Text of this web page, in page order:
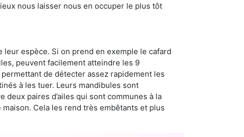
nous laisser nous en occuper le plus tôt
espèce. Si on prend en exemple le cafard
peuvent facilement atteindre les 9
de détecter assez rapidement les
à les tuer. Leurs mandibules sont
paires d’ailes qui sont communes à la
Cela les rend très embêtants et plus